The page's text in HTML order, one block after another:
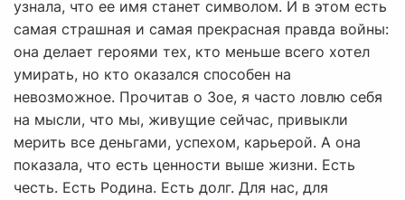
узнала, что ее имя станет символом. И в этом есть
самая страшная и самая прекрасная правда войны:
она делает героями тех, кто меньше всего хотел
умирать, но кто оказался способен на
невозможное. Прочитав о Зое, я часто ловлю себя
на мысли, что мы, живущие сейчас, привыкли
мерить все деньгами, успехом, карьерой. А она
показала, что есть ценности выше жизни. Есть
честь. Есть Родина. Есть долг. Для нас, для